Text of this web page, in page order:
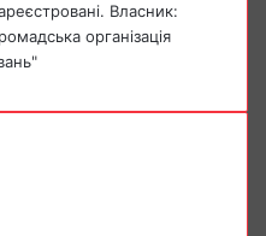
Власник:
організація